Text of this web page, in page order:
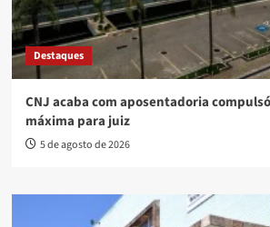
Destaques
CNJ acaba com aposentadoria
máxima para juiz
5 de agosto de 2026